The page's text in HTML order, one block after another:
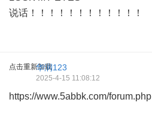
说话！！！！！！！！！！！！
点击重新加载华润123
2025-4-15 11:08:12
https://www.5abbk.com/forum.php